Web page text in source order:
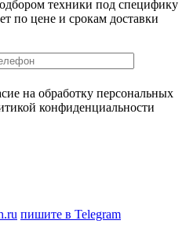
техники под специфику
по цене и срокам доставки
на обработку персональных
конфиденциальности
пишите в Telegram